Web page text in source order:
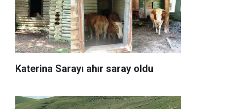
Katerina Sarayı ahır saray oldu